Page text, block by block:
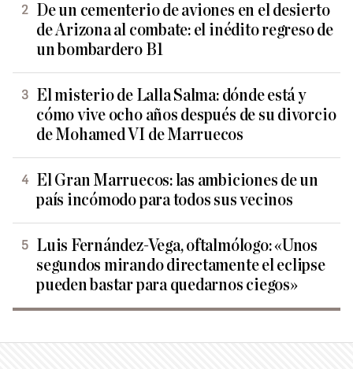
De un cementerio de aviones en el desierto
de Arizona al combate: el inédito regreso de
un bombardero B1
El misterio de Lalla Salma: dónde está y
cómo vive ocho años después de su divorcio
de Mohamed VI de Marruecos
El Gran Marruecos: las ambiciones de un
país incómodo para todos sus vecinos
Luis Fernández-Vega, oftalmólogo: «Unos
segundos mirando directamente el eclipse
pueden bastar para quedarnos ciegos»